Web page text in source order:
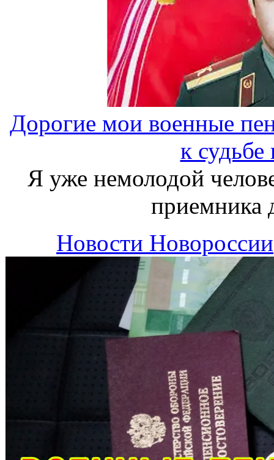
Дорогие мои военные
к
Я уже немолодой
приемника
Новости Новороссии